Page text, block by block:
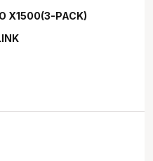
X1500(3-PACK)